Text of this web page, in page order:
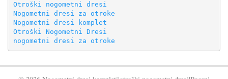
Otroški nogometni dresi
Nogometni dresi za otroke
Nogometni dresi komplet
Otroški Nogometni Dresi
nogometni dresi za otroke